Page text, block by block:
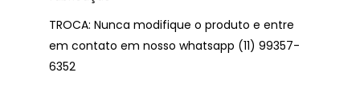
TROCA: Nunca modifique o produto e entre
em contato em nosso whatsapp (11) 99357-
6352